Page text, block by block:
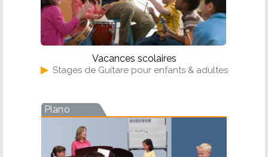
Vacances scolaires
▶ Stages de Guitare pour enfants & adultes
Piano